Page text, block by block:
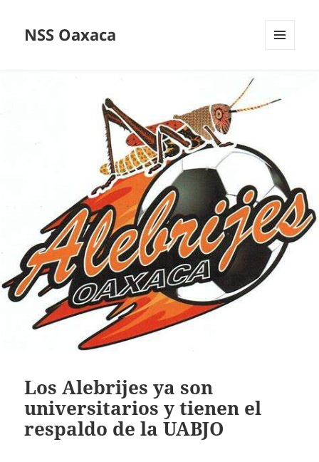
NSS Oaxaca
Los Alebrijes ya son
universitarios y tienen el
respaldo de la UABJO